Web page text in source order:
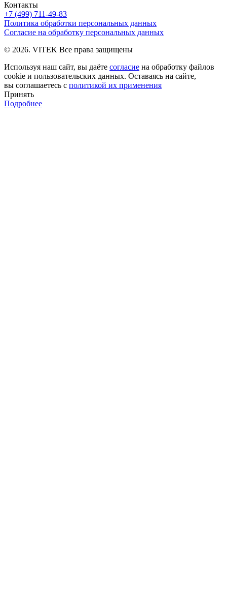
Контакты
+7 (499) 711-49-83
Политика обработки персональных данных
Согласие на обработку персональных данных
© 2026. VITEK Все права защищены
Используя наш сайт, вы даёте согласие на обработку файлов
cookie и пользовательских данных. Оставаясь на сайте,
вы соглашаетесь с политикой их применения
Принять
Подробнее